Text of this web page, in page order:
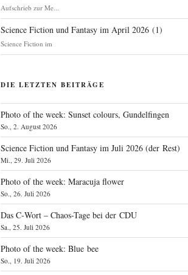
Aufschrieb zur Me...
Science Fiction und Fantasy im April 2026 (1)
Science Fiction im
DIE LETZTEN BEITRÄGE
Photo of the week: Sunset colours, Gundelfingen
So., 2. August 2026
Science Fiction und Fantasy im Juli 2026 (der Rest)
Mi., 29. Juli 2026
Photo of the week: Maracuja flower
So., 26. Juli 2026
Das C‑Wort – Chaos-Tage bei der CDU
Sa., 25. Juli 2026
Photo of the week: Blue bee
So., 19. Juli 2026